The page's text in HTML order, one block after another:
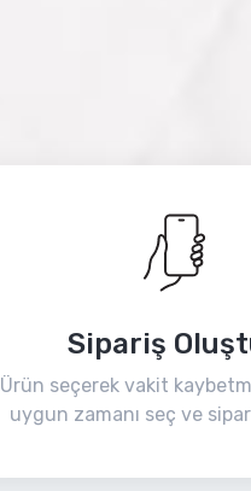
Sipariş
Ürün seçerek vakit
uygun zamanı seç ve